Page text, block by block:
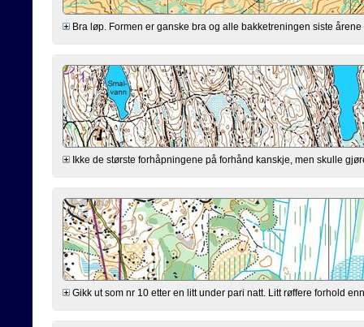
Bra løp. Formen er ganske bra og alle bakketreningen siste
Ikke de største forhåpningene på forhånd kanskje, men skulle
Gikk ut som nr 10 etter en litt under pari natt. Litt røffere forhold